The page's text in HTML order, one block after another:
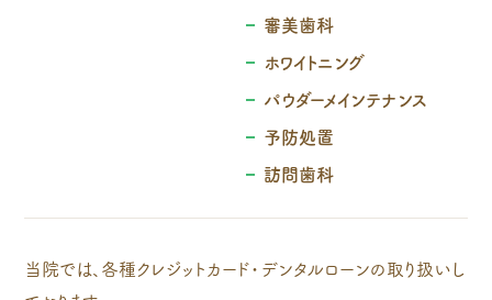
審美歯科
ホワイトニング
パウダーメインテナンス
予防処置
訪問歯科
当院では、各種クレジットカード・デンタルローンの取り扱いし